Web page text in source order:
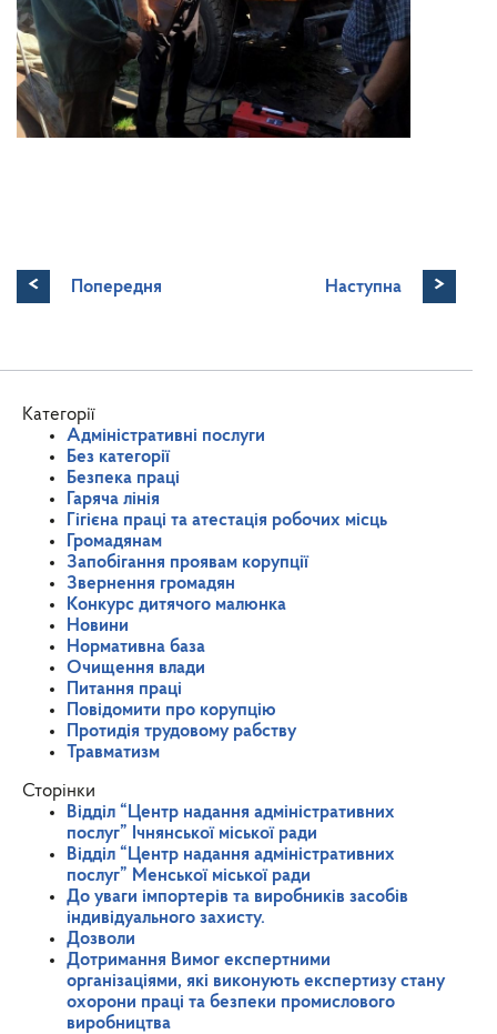
< Попередня Наступна >
Категорії
Адміністративні послуги
Без категорії
Безпека праці
Гаряча лінія
Гігієна праці та атестація робочих місць
Громадянам
Запобігання проявам корупції
Звернення громадян
Конкурс дитячого малюнка
Новини
Нормативна база
Очищення влади
Питання праці
Повідомити про корупцію
Протидія трудовому рабству
Травматизм
Сторінки
Відділ “Центр надання адміністративних
послуг” Ічнянської міської ради
Відділ “Центр надання адміністративних
послуг” Менської міської ради
До уваги імпортерів та виробників засобів
індивідуального захисту.
Дозволи
Дотримання Вимог експертними
організаціями, які виконують експертизу стану
охорони праці та безпеки промислового
виробництва